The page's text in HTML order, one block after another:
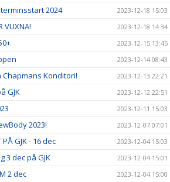
2024 2023-12-18 15:03
VUXNA! 2023-12-18 14:34
2023-12-15 13:45
2023-12-14 08:43
Chapmans Konditori! 2023-12-13 22:21
GJK 2023-12-12 22:51
2023-12-11 15:03
2023! 2023-12-07 07:01
PÅ GJK - 16 dec 2023-12-04 15:03
3 dec på GJK 2023-12-04 15:01
2 dec 2023-12-04 15:00